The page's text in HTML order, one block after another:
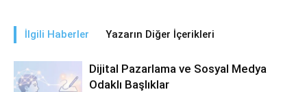
İlgili Haberler Yazarın Diğer İçerikleri
Dijital Pazarlama ve Sosyal Medya
Odaklı Başlıklar